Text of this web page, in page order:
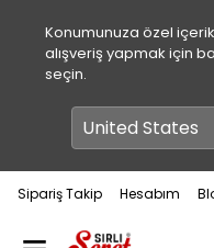
Konumunuza özel
alışveriş yapmak için
seçin.
Sipariş Takip Hesabım